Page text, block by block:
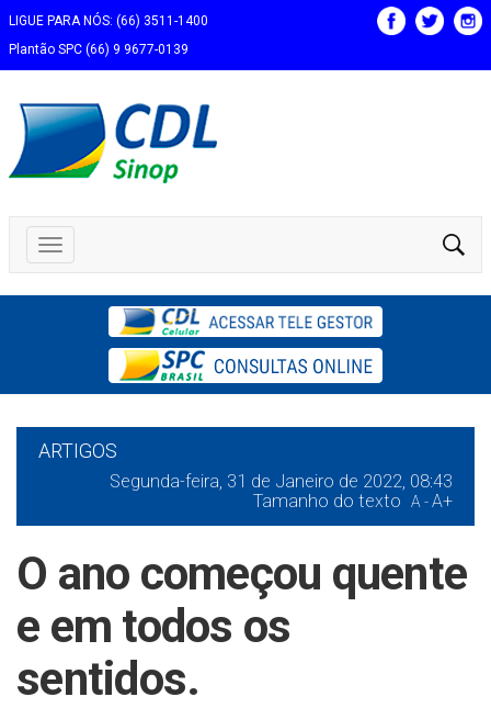
LIGUE PARA NÓS: (66) 3511-1400
Plantão SPC (66) 9 9677-0139
ARTIGOS
Segunda-feira, 31 de Janeiro de 2022, 08:43
Tamanho do texto
A -A+
O ano começou quente
e em todos os
sentidos.